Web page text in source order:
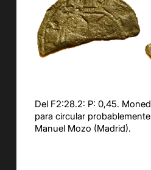
Del F2:28.2: P: 0,45.
para circular
Manuel Mozo (Madrid).